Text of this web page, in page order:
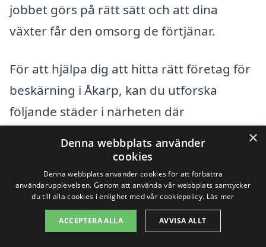
jobbet görs på rätt sätt och att dina
växter får den omsorg de förtjänar.
För att hjälpa dig att hitta rätt företag för
beskärning i Åkarp, kan du utforska
följande städer i närheten där
Burlöv
Malmö
Kävlinge
×
Denna webbplats använder
cookies
Denna webbplats använder cookies för att förbättra
användarupplevelsen. Genom att använda vår webbplats samtycker
du till alla cookies i enlighet med vår cookiepolicy. Läs mer
ACCEPTERA ALLA AVVISA ALLT